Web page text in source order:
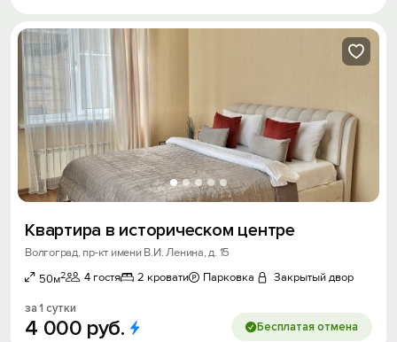
Квартира в историческом центре
Волгоград, пр-кт имени В.И. Ленина, д. 15
50м2 4 гостя 2 кровати Парковка Закрытый двор
за 1 сутки
4 000 руб. Бесплатая отмена